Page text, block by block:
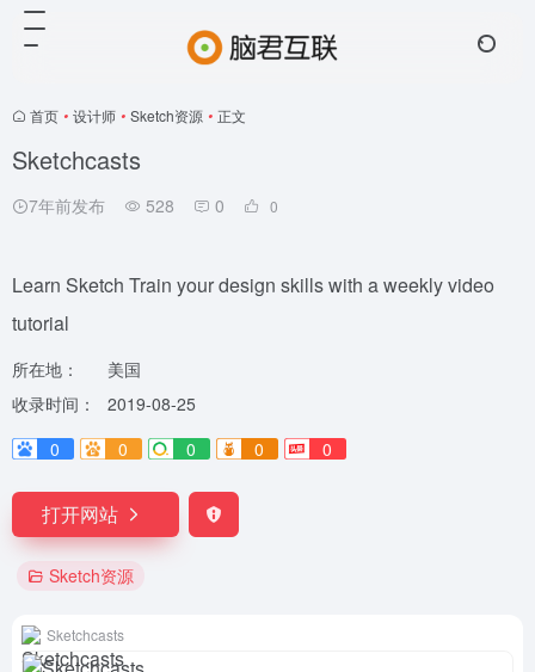
首页 • 设计师 • Sketch资源 • 正文
Sketchcasts
7年前发布 528 0 0
Learn Sketch Train your design skills with a weekly video
tutorial
所在地：
美国
收录时间：
2019-08-25
0
0 0 0 0
打开网站
Sketch资源
Sketchcasts